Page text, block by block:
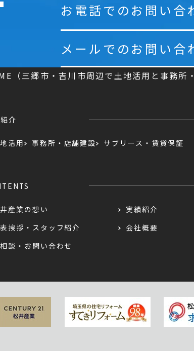
お電話でのお問い合
メールでのお問い合
（三郷市・吉川市周辺で土地活用と事務所
介
活用 事務所・店舗建設 サブリース・賃貸保証
産業の想い 実績紹介
挨拶・スタッフ紹介
会社概要
談・お問い合わせ